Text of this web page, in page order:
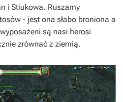
i Stiukowa. Ruszamy
- jest ona słabo broniona a
są nasi herosi
zrównać z ziemią.